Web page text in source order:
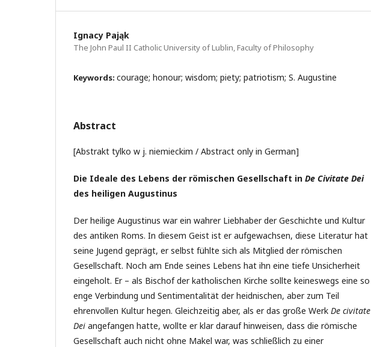
Ignacy Pająk
The John Paul II Catholic University of Lublin, Faculty of Philosophy
Keywords: courage; honour; wisdom; piety; patriotism; S. Augustine
Abstract
[Abstrakt tylko w j. niemieckim / Abstract only in German]
Die Ideale des Lebens der römischen Gesellschaft in De Civitate Dei
des heiligen Augustinus
Der heilige Augustinus war ein wahrer Liebhaber der Geschichte und Kultur
des antiken Roms. In diesem Geist ist er aufgewachsen, diese Literatur hat
seine Jugend geprägt, er selbst fühlte sich als Mitglied der römischen
Gesellschaft. Noch am Ende seines Lebens hat ihn eine tiefe Unsicherheit
eingeholt. Er – als Bischof der katholischen Kirche sollte keineswegs eine so
enge Verbindung und Sentimentalität der heidnischen, aber zum Teil
ehrenvollen Kultur hegen. Gleichzeitig aber, als er das große Werk De civitate
Dei angefangen hatte, wollte er klar darauf hinweisen, dass die römische
Gesellschaft auch nicht ohne Makel war, was schließlich zu einer